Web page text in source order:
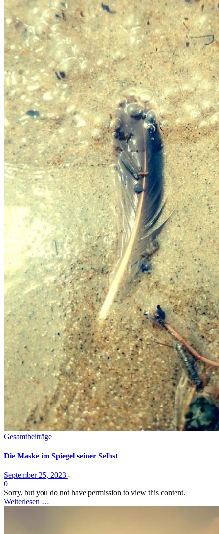
Gesamtbeiträge
Die Maske im Spiegel seiner Selbst
September 25, 2023 -
0
Sorry, but you do not have permission to view this content.
Weiterlesen …